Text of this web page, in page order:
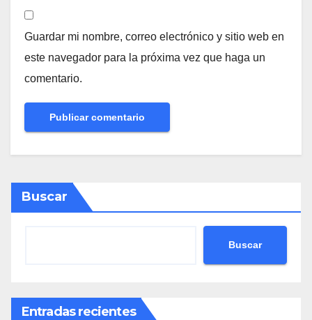
Guardar mi nombre, correo electrónico y sitio web en
este navegador para la próxima vez que haga un
comentario.
Buscar
Buscar
Entradas recientes